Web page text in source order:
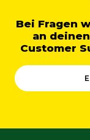
Bei Fragen
an
Customer